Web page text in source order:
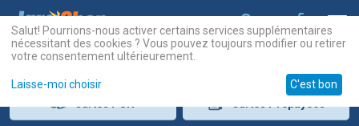
Salut! Pourrions-nous activer certains services supplémentaires
nécessitant des cookies ? Vous pouvez toujours modifier ou retirer
votre consentement ultérieurement.
Laisse-moi choisir C'est bon